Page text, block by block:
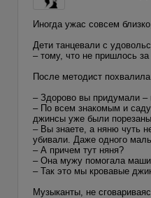
Иногда ужас совсем
Дети танцевали с
– тому, что не пришлось за
После методист
– Здорово вы придумали –
– По всем знакомым и
джинсы уже были
– Вы знаете, а няню чуть
убивали. Даже одного
– А причем тут няня?
– Она мужу помогала
– Так это мы кровавые
Музыканты, не